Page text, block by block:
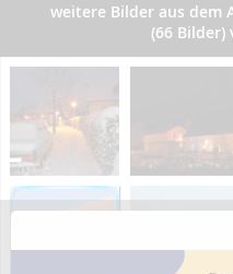
weitere Bilder aus dem
(66 Bilder)